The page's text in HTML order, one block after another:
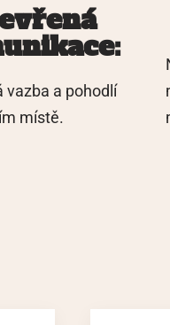
vazba a pohodlí
místě.